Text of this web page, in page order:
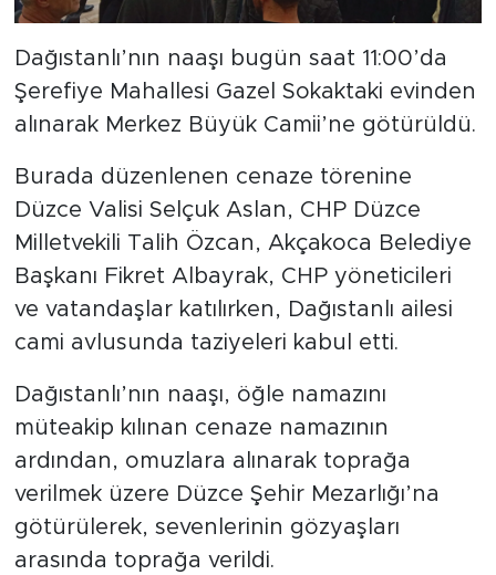
Dağıstanlı’nın naaşı bugün saat 11:00’da
Şerefiye Mahallesi Gazel Sokaktaki evinden
alınarak Merkez Büyük Camii’ne götürüldü.
Burada düzenlenen cenaze törenine
Düzce Valisi Selçuk Aslan, CHP Düzce
Milletvekili Talih Özcan, Akçakoca Belediye
Başkanı Fikret Albayrak, CHP yöneticileri
ve vatandaşlar katılırken, Dağıstanlı ailesi
cami avlusunda taziyeleri kabul etti.
Dağıstanlı’nın naaşı, öğle namazını
müteakip kılınan cenaze namazının
ardından, omuzlara alınarak toprağa
verilmek üzere Düzce Şehir Mezarlığı’na
götürülerek, sevenlerinin gözyaşları
arasında toprağa verildi.